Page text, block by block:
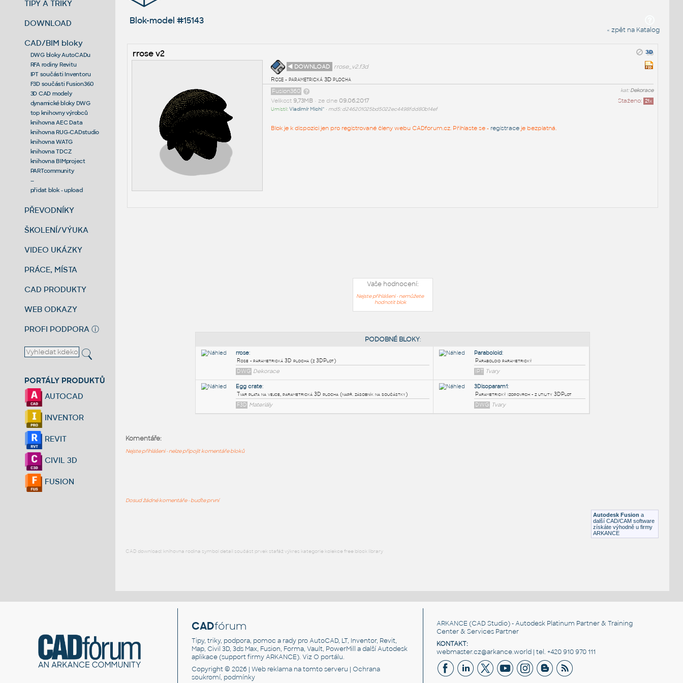
TIPY A TRIKY
DOWNLOAD
CAD/BIM bloky
DWG bloky AutoCADu
RFA rodiny Revitu
IPT součásti Inventoru
F3D součásti Fusion360
3D CAD modely
dynamické bloky DWG
top knihovny výrobců
knihovna AEC Data
knihovna RUG-CADstudio
knihovna WATG
knihovna TDCZ
knihovna BIMproject
PARTcommunity
--
přidat blok - upload
PŘEVODNÍKY
ŠKOLENÍ/VÝUKA
VIDEO UKÁZKY
PRÁCE, MÍSTA
CAD PRODUKTY
WEB ODKAZY
PROFI PODPORA ⓘ
PORTÁLY PRODUKTŮ
AUTOCAD
INVENTOR
REVIT
CIVIL 3D
FUSION
Blok-model #15143
« zpět na Katalog
rrose v2
◄ DOWNLOAD
rrose_v2.f3d
Rose - parametrická 3D plocha
kat:Dekorace
Fusion360
Staženo: 21x
Velikost 9,73MB• ze dne 09.06.2017
Umístil:Vladimír Michl^ • md5: d246201025bd5022ec4498fdd80b14ef
Blok je k dispozici jen pro registrované členy webu CADforum.cz. Přihlaste se - registraceje bezplatná.
Vaše hodnocení:
Nejste přihlášeni - nemůžete
hodnotit blok
TvaryAutodesk Fusion a
další CAD/CAM software
získáte výhodně u firmy
ARKANCE
Komentáře:
Nejste přihlášeni - nelze připojit komentáře bloků
Dosud žádné komentáře - buďte první
CAD download: knihovna rodina symbol detail součást prvek stafáž výkres kategorie kolekce free block library
CADfórum
Tipy, triky, podpora, pomoc a rady pro AutoCAD, LT, Inventor, Revit,
Map, Civil 3D, 3ds Max, Fusion, Forma, Vault, PowerMill a další Autodesk
aplikace (support firmy ARKANCE). VizO portálu.
Copyright © 2026 |Web reklama na tomto serveru |Ochrana
soukromí, podmínky
ARKANCE (CAD Studio) - Autodesk Platinum Partner & Training
Center & Services Partner
KONTAKT:
webmaster.cz@arkance.world | tel. +420 910 970 111